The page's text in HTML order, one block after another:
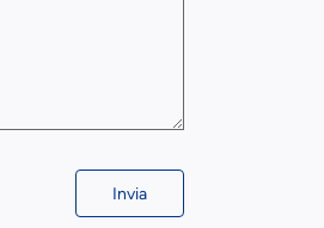
Invia